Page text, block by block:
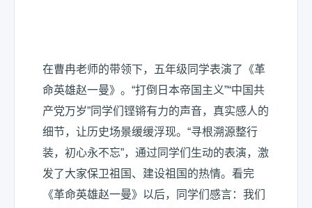
在曹冉老师的带领下，五年级同学表演了《革
命英雄赵一曼》。“打倒日本帝国主义”“中国共
产党万岁”同学们铿锵有力的声音，真实感人的
细节，让历史场景缓缓浮现。“寻根溯源整行
装，初心永不忘”，通过同学们生动的表演，激
发了大家保卫祖国、建设祖国的热情。看完
《革命英雄赵一曼》以后，同学们感言：我们